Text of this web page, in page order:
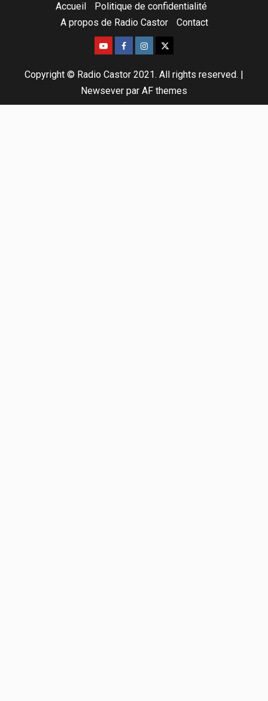
Accueil
Politique de confidentialité
A propos de Radio Castor
Contact
Copyright © Radio Castor 2021. All rights reserved.
Newsever par AF themes